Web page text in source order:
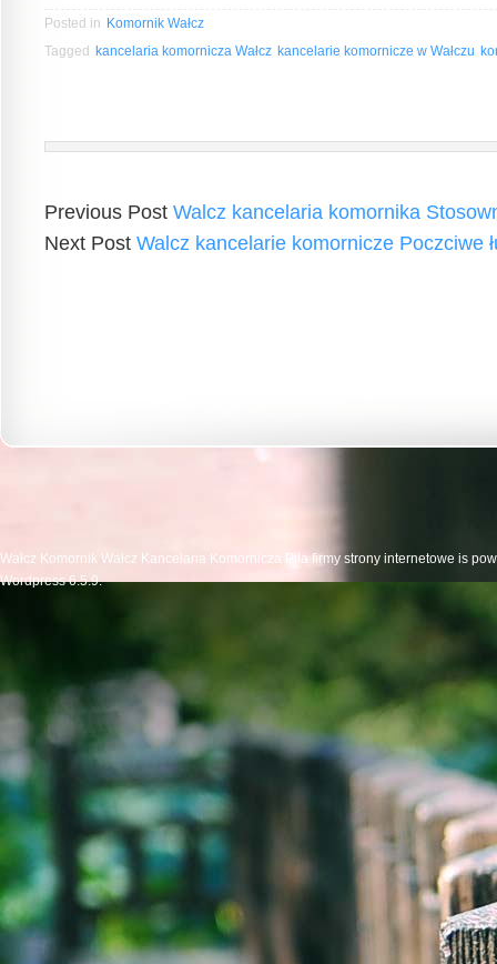
Posted in Komornik Wałcz
Tagged
kancelaria komornicza Wałcz kancelarie komornicze w Wałczu
Previous Post Walcz kancelaria komornika
Next Post Walcz kancelarie komornicze Poczciwe
Wałcz Komornik Wałcz Kancelaria Komornicza Piła firmy strony internetowe is
Wordpress 6.5.9.